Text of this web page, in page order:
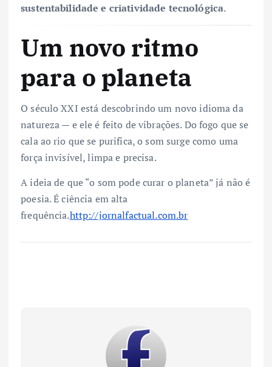
sustentabilidade e criatividade tecnológica.
Um novo ritmo
para o planeta
O século XXI está descobrindo um novo idioma da
natureza — e ele é feito de vibrações. Do fogo que se
cala ao rio que se purifica, o som surge como uma
força invisível, limpa e precisa.
A ideia de que “o som pode curar o planeta” já não é
poesia. É ciência em alta
frequência.http://jornalfactual.com.br